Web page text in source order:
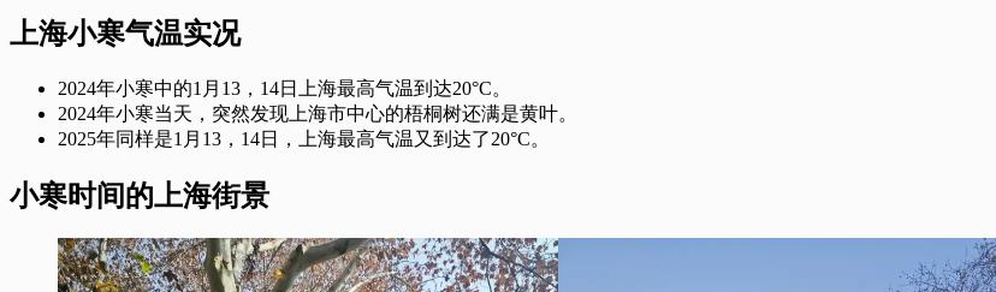
上海小寒气温实况
2024年小寒中的1月13，14日上海最高气温到达20°C。
2024年小寒当天，突然发现上海市中心的梧桐树还满是黄叶。
2025年同样是1月13，14日，上海最高气温又到达了20°C。
小寒时间的上海街景